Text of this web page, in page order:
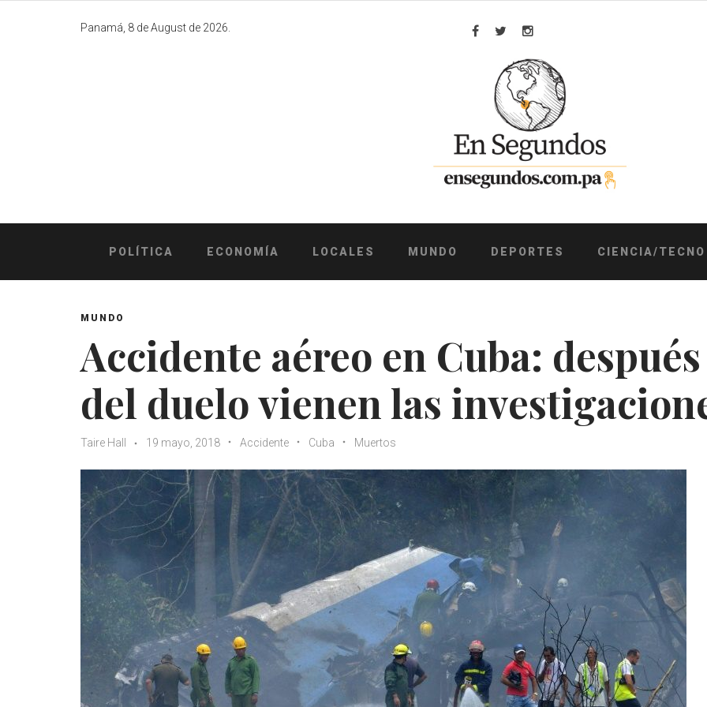
Panamá, 8 de August de 2026.
Facebook
TwitterInstagram
POLÍTICA ECONOMÍA LOCALES MUNDO DEPORTES CIENCIA/TECNO
MUNDO
Accidente aéreo en Cuba: después
del duelo vienen las
Taire Hall 19 mayo, 2018 Accidente Cuba Muertos